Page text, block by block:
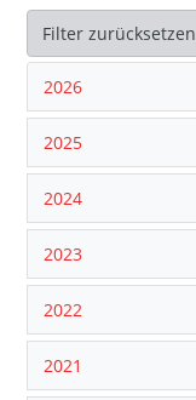
Filter zurücksetzen
2026
2025
2024
2023
2022
2021